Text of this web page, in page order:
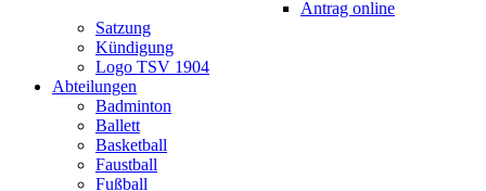
Antrag online
Satzung
Kündigung
Logo TSV 1904
Abteilungen
Badminton
Ballett
Basketball
Faustball
Fußball